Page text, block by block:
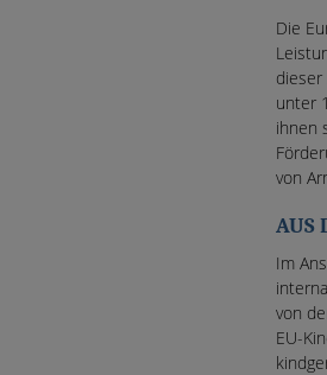
Die
dieser
unter
ihnen
von
AUS
Im
von
EU-